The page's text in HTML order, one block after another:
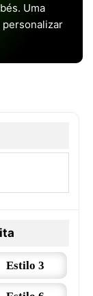
Uma
personalizar
Estilo 3